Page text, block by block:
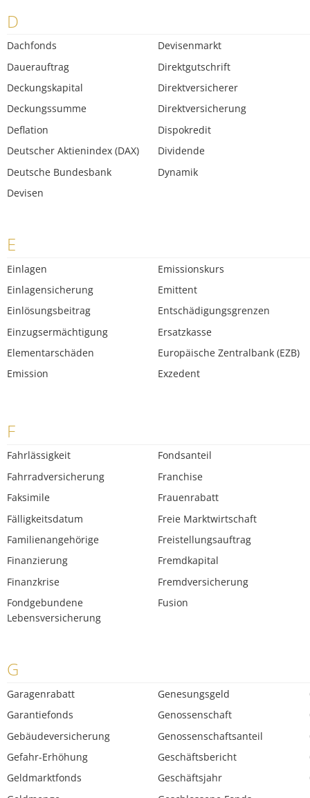
D
Dachfonds
Dauerauftrag
Deckungskapital
Deckungssumme
Deflation
Deutscher Aktienindex (DAX)
Deutsche Bundesbank
Devisen
Devisenmarkt
Direktgutschrift
Direktversicherer
Direktversicherung
Dispokredit
Dividende
Dynamik
E
Einlagen
Einlagensicherung
Einlösungsbeitrag
Einzugsermächtigung
Elementarschäden
Emission
Emissionskurs
Emittent
Entschädigungsgrenzen
Ersatzkasse
Europäische Zentralbank (EZB)
Exzedent
F
Fahrlässigkeit
Fahrradversicherung
Faksimile
Fälligkeitsdatum
Familienangehörige
Finanzierung
Finanzkrise
Fondgebundene
Lebensversicherung
Fondsanteil
Franchise
Frauenrabatt
Freie Marktwirtschaft
Freistellungsauftrag
Fremdkapital
Fremdversicherung
Fusion
G
Garagenrabatt
Garantiefonds
Gebäudeversicherung
Gefahr-Erhöhung
Geldmarktfonds
Genesungsgeld
Genossenschaft
Genossenschaftsanteil
Geschäftsbericht
Geschäftsjahr